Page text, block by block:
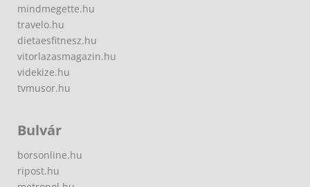
mindmegette.hu
travelo.hu
dietaesfitnesz.hu
vitorlazasmagazin.hu
videkize.hu
tvmusor.hu
Bulvár
borsonline.hu
ripost.hu